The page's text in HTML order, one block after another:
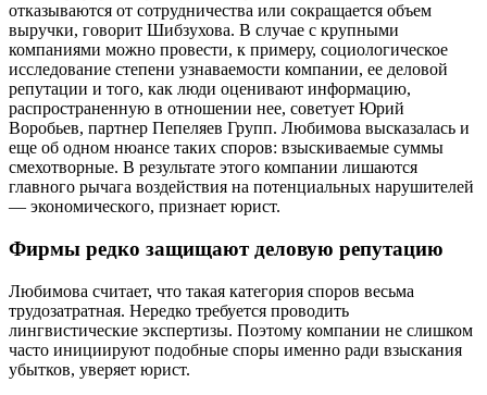
отказываются от сотрудничества или сокращается объем
выручки, говорит Шибзухова. В случае с крупными
компаниями можно провести, к примеру, социологическое
исследование степени узнаваемости компании, ее деловой
репутации и того, как люди оценивают информацию,
распространенную в отношении нее, советует Юрий
Воробьев, партнер Пепеляев Групп. Любимова высказалась и
еще об одном нюансе таких споров: взыскиваемые суммы
смехотворные. В результате этого компании лишаются
главного рычага воздействия на потенциальных нарушителей
— экономического, признает юрист.
Фирмы редко защищают деловую репутацию
Любимова считает, что такая категория споров весьма
трудозатратная. Нередко требуется проводить
лингвистические экспертизы. Поэтому компании не слишком
часто инициируют подобные споры именно ради взыскания
убытков, уверяет юрист.